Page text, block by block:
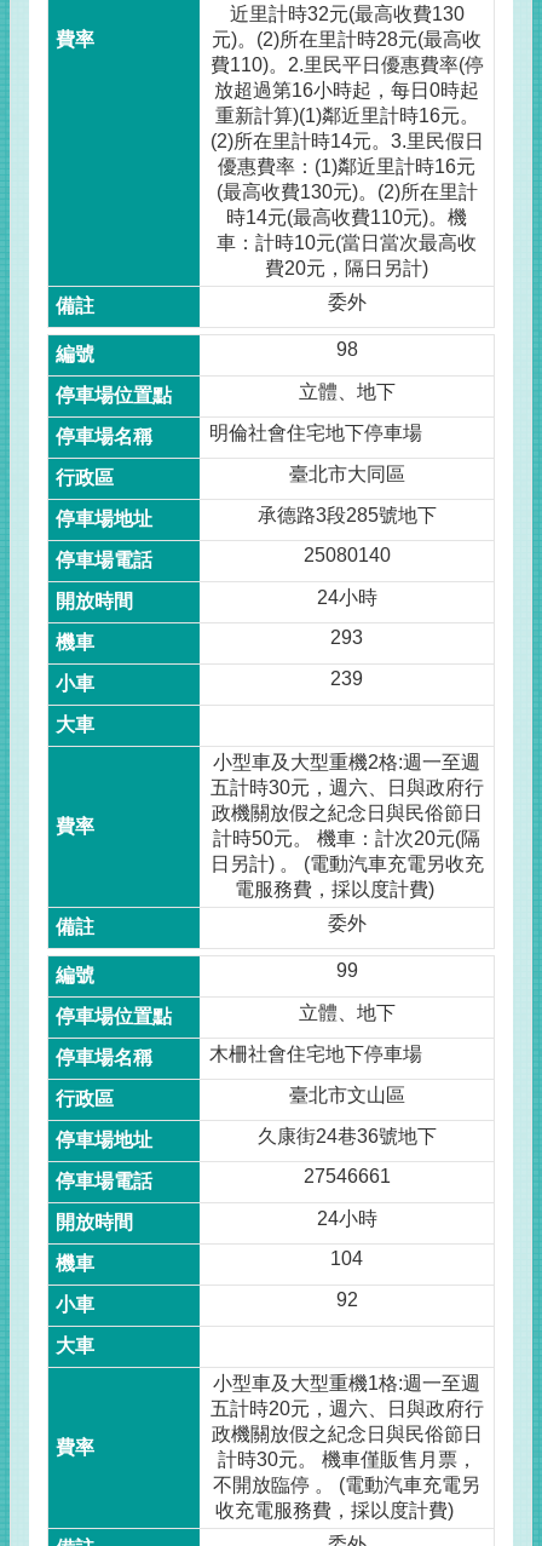
近里計時32元(最高收費130
元)。(2)所在里計時28元(最高收
費110)。2.里民平日優惠費率(停
放超過第16小時起，每日0時起
重新計算)(1)鄰近里計時16元。
(2)所在里計時14元。3.里民假日
優惠費率：(1)鄰近里計時16元
(最高收費130元)。(2)所在里計
時14元(最高收費110元)。機
車：計時10元(當日當次最高收
費20元，隔日另計)
委外
98
立體、地下
明倫社會住宅地下停車場
臺北市大同區
承德路3段285號地下
25080140
24小時
293
239
小型車及大型重機2格:週一至週
五計時30元，週六、日與政府行
政機關放假之紀念日與民俗節日
計時50元。 機車：計次20元(隔
日另計) 。 (電動汽車充電另收充
電服務費，採以度計費)
委外
99
立體、地下
木柵社會住宅地下停車場
臺北市文山區
久康街24巷36號地下
27546661
24小時
104
92
小型車及大型重機1格:週一至週
五計時20元，週六、日與政府行
政機關放假之紀念日與民俗節日
計時30元。 機車僅販售月票，
不開放臨停 。 (電動汽車充電另
收充電服務費，採以度計費)